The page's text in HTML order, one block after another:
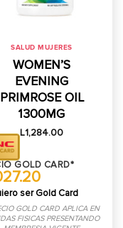
SALUD MUJERES
WOMEN’S
EVENING
PRIMROSE OIL
1300MG
L1,284.00
GOLD CARD*
ser Gold Card
GOLD CARD APLICA EN
FISICAS PRESENTANDO